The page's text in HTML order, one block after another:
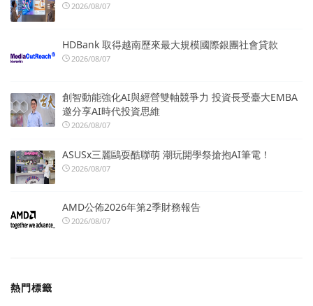
2026/08/07
HDBank 取得越南歷來最大規模國際銀團社會貸款
2026/08/07
創智動能強化AI與經營雙軸競爭力 投資長受臺大EMBA
邀分享AI時代投資思維
2026/08/07
ASUSx三麗鷗耍酷聯萌 潮玩開學祭搶抱AI筆電！
2026/08/07
AMD公佈2026年第2季財務報告
2026/08/07
熱門標籤